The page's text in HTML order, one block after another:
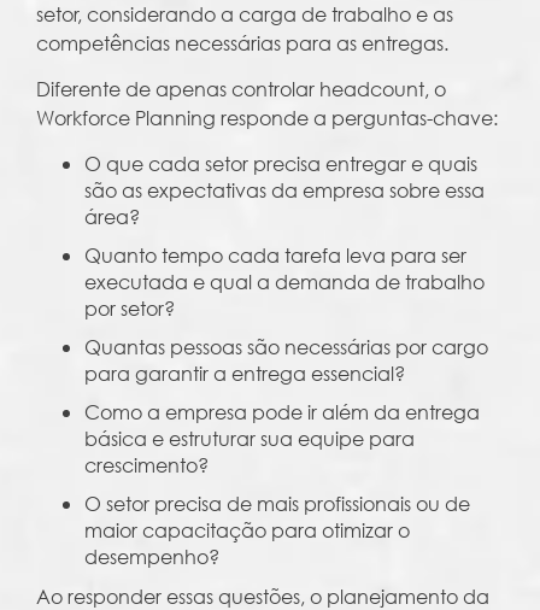
setor, considerando a carga de trabalho e as
competências necessárias para as entregas.
Diferente de apenas controlar headcount, o
Workforce Planning responde a perguntas-chave:
O que cada setor precisa entregar e quais
são as expectativas da empresa sobre essa
área?
Quanto tempo cada tarefa leva para ser
executada e qual a demanda de trabalho
por setor?
Quantas pessoas são necessárias por cargo
para garantir a entrega essencial?
Como a empresa pode ir além da entrega
básica e estruturar sua equipe para
crescimento?
O setor precisa de mais profissionais ou de
maior capacitação para otimizar o
desempenho?
Ao responder essas questões, o planejamento da